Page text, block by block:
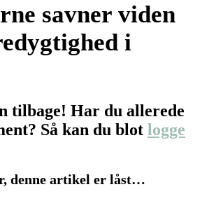
savner viden
i
tilbage! Har du allerede
Så kan du blot logge
denne artikel er låst…